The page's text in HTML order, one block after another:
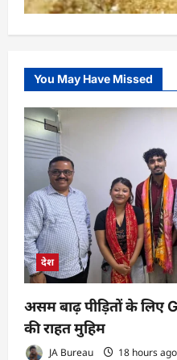
You May Have Missed
देश
असम बाढ़ पीड़ितों के लिए
की राहत मुहिम
JA Bureau 18 hours ago